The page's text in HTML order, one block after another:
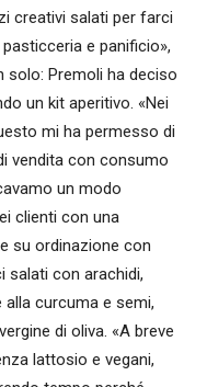
creativi salati per farci
e panificio»,
solo: Premoli ha deciso
un kit aperitivo. «Nei
mi ha permesso di
vendita con consumo
un modo
clienti con una
su ordinazione con
salati con arachidi,
curcuma e semi,
di oliva. «A breve
lattosio e vegani,